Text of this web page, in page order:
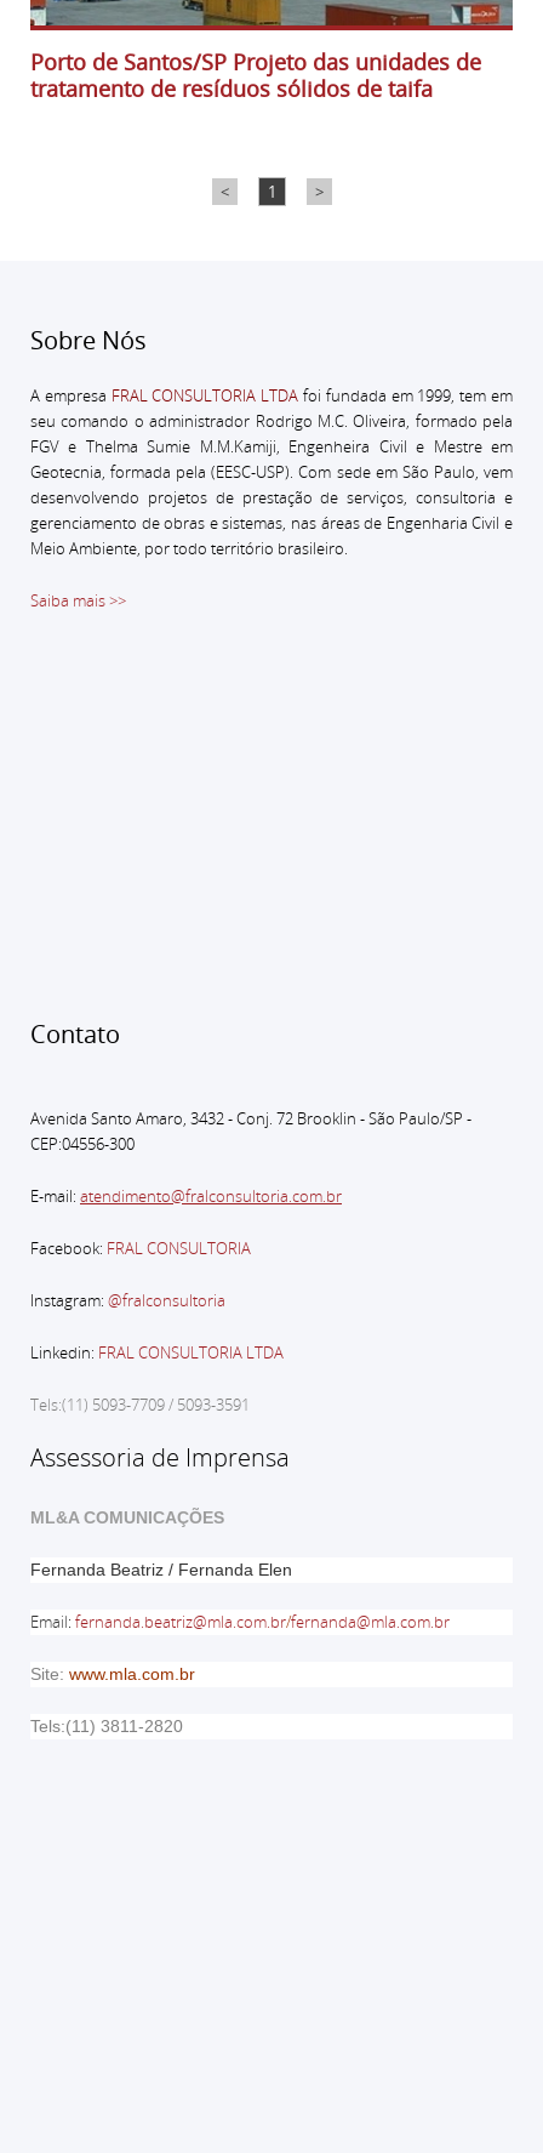
Porto de Santos/SP Projeto das unidades de
tratamento de resíduos sólidos de taifa
< 1 >
Sobre Nós
A empresa FRAL CONSULTORIA LTDA foi fundada em 1999, tem em
seu comando o administrador Rodrigo M.C. Oliveira, formado pela
FGV e Thelma Sumie M.M.Kamiji, Engenheira Civil e Mestre em
Geotecnia, formada pela (EESC-USP).Com sede em São Paulo, vem
desenvolvendo projetos de prestação de serviços, consultoria e
gerenciamento de obras e sistemas, nas áreas de Engenharia Civil e
Meio Ambiente, por todo território brasileiro.
Saiba mais >>
Contato
Avenida Santo Amaro, 3432 - Conj. 72 Brooklin - São Paulo/SP -
CEP:04556-300
E-mail: atendimento@fralconsultoria.com.br
Facebook: FRAL CONSULTORIA
Instagram: @fralconsultoria
Linkedin: FRAL CONSULTORIA LTDA
Tels:(11) 5093-7709 / 5093-3591
Assessoria de Imprensa
ML&A COMUNICAÇÕES
Fernanda Beatriz / Fernanda Elen
Email: fernanda.beatriz@mla.com.br/fernanda@mla.com.br
Site: www.mla.com.br
Tels:(11) 3811-2820